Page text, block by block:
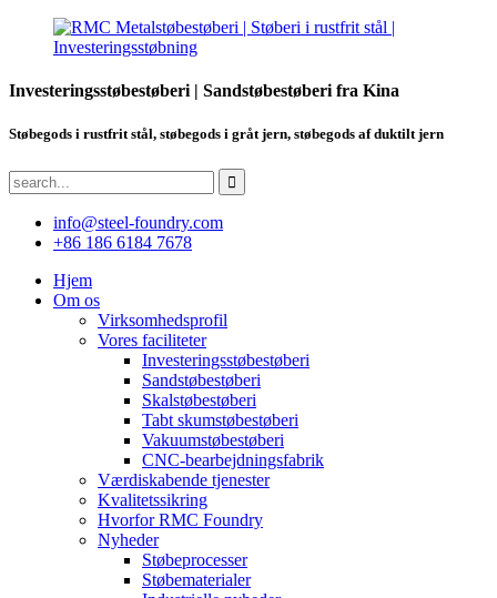
Investeringsstøbestøberi | Sandstøbestøberi fra Kina
Støbegods i rustfrit stål, støbegods i gråt jern, støbegods af duktilt jern
info@steel-foundry.com
+86 186 6184 7678
Hjem
Om os
Virksomhedsprofil
Vores faciliteter
Investeringsstøbestøberi
Sandstøbestøberi
Skalstøbestøberi
Tabt skumstøbestøberi
Vakuumstøbestøberi
CNC-bearbejdningsfabrik
Værdiskabende tjenester
Kvalitetssikring
Hvorfor RMC Foundry
Nyheder
Støbeprocesser
Støbematerialer